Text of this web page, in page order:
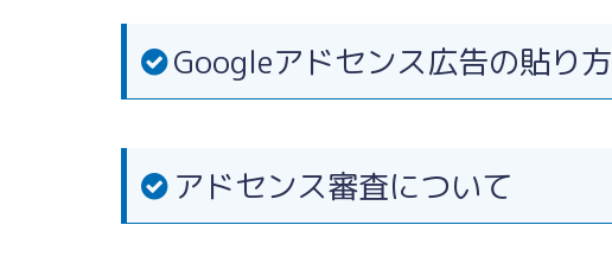
Googleアドセンス広告の貼り方
アドセンス審査について